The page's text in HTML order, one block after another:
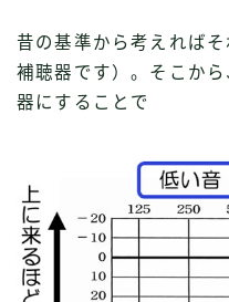
昔の基準から考えれば
補聴器です）。そこか
器にすることで